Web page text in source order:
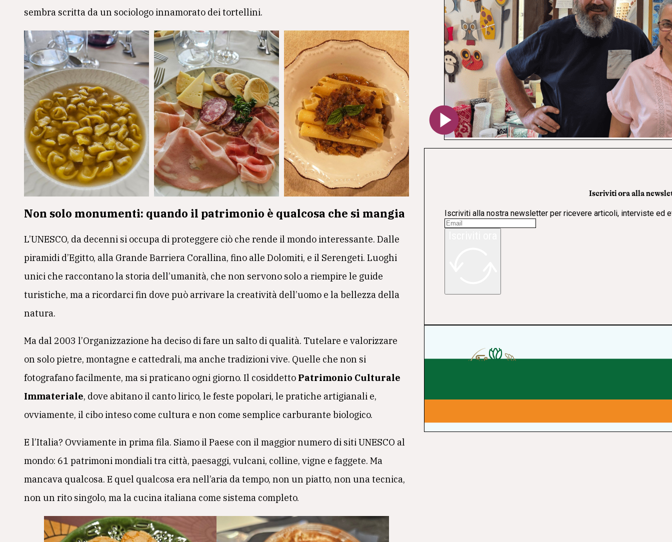
sembra scritta da un sociologo innamorato dei tortellini.
Non solo monumenti: quando il patrimonio è qualcosa che si mangia
L’UNESCO, da decenni si occupa di proteggere ciò che rende il mondo interessante. Dalle
piramidi d’Egitto, alla Grande Barriera Corallina, fino alle Dolomiti, e il Serengeti. Luoghi
unici che raccontano la storia dell’umanità, che non servono solo a riempire le guide
turistiche, ma a ricordarci fin dove può arrivare la creatività dell’uomo e la bellezza della
natura.
Ma dal 2003 l’Organizzazione ha deciso di fare un salto di qualità. Tutelare e valorizzare
on solo pietre, montagne e cattedrali, ma anche tradizioni vive. Quelle che non si
fotografano facilmente, ma si praticano ogni giorno. Il cosiddetto Patrimonio Culturale
Immateriale, dove abitano il canto lirico, le feste popolari, le pratiche artigianali e,
ovviamente, il cibo inteso come cultura e non come semplice carburante biologico.
E l’Italia? Ovviamente in prima fila. Siamo il Paese con il maggior numero di siti UNESCO al
mondo: 61 patrimoni mondiali tra città, paesaggi, vulcani, colline, vigne e faggete. Ma
mancava qualcosa. E quel qualcosa era nell’aria da tempo, non un piatto, non una tecnica,
non un rito singolo, ma la cucina italiana come sistema completo.
Iscriviti ora alla
Iscriviti alla nostra newsletter per ricevere articoli, interviste ed